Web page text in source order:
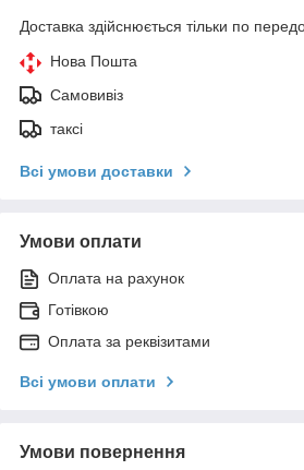
Доставка здійснюється тільки по
Нова Пошта
Самовивіз
таксі
Всі умови доставки
Умови оплати
Оплата на рахунок
Готівкою
Оплата за реквізитами
Всі умови оплати
Умови повернення